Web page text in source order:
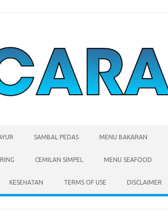
SAMBAL PEDAS MENU BAKARAN
CEMILAN SIMPEL MENU SEAFOOD
KESEHATAN TERMS OF USE DISCLAIMER